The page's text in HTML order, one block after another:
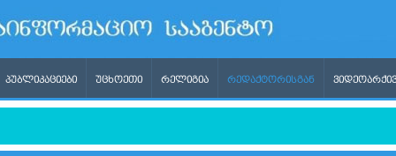
ᲞᲣᲑᲚᲘᲙᲐᲪᲘᲔᲑᲘ ᲣᲪᲮᲝᲔᲗᲘ ᲠᲔᲚᲘᲒᲘᲐ ᲠᲔᲓᲐᲥᲢᲝᲠᲘᲡᲒᲐᲜ